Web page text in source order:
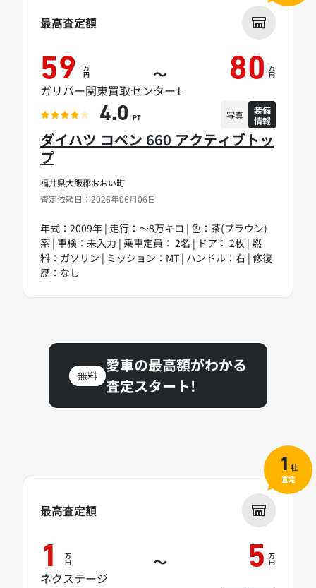
福井県大飯郡おおい町
査定依頼日：2026年06月06日
ダイハツ コペン 660 アクティブトッ
プ
年式：2009年 | 走行：～8万キロ | 色：茶(ブラウン)
系 | 車検：未入力 | 乗車定員： 2名 | ドア： 2枚 | 燃
料：ガソリン | ミッション：MT | ハンドル：右 | 修復
歴：なし
最高査定額
59 万
円 ～ 80 万
円
ガリバー関東買取センター1
4.0 PT 写真
装備
情報
無料
愛車の最高額がわかる
査定スタート!
最高査定額
1 万
円 ～ 5 万
円
ネクステージ
1 社
査定